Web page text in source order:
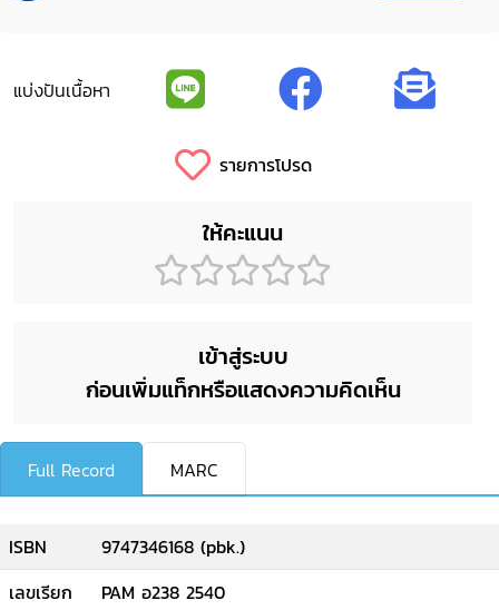
แบ่งปันเนื้อหา
รายการโปรด
ให้คะแนน
เข้าสู่ระบบ
ก่อนเพิ่มแท็กหรือแสดงความคิดเห็น
Full Record MARC
ISBN
9747346168 (pbk.)
เลขเรียก
PAM อ238 2540